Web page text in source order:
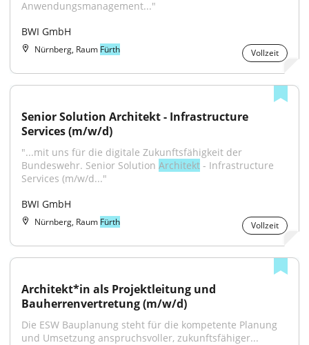
Anwendungsmanagement..."
BWI GmbH
Nürnberg, Raum Fürth Vollzeit
Senior Solution Architekt - Infrastructure
Services (m/w/d)
"...mit uns für die digitale Zukunftsfähigkeit der
Bundeswehr. Senior Solution Architekt - Infrastructure
Services (m/w/d..."
BWI GmbH
Nürnberg, Raum Fürth Vollzeit
Architekt*in als Projektleitung und
Bauherrenvertretung (m/w/d)
Die ESW Bauplanung steht für die kompetente Planung
und Umsetzung anspruchsvoller, zukunftsfähiger...